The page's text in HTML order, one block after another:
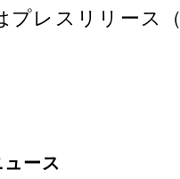
プレスリリース（
ース